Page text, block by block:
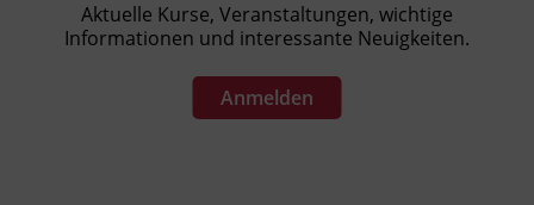
Aktuelle Kurse, Veranstaltungen, wichtige
Informationen und interessante Neuigkeiten.
Anmelden